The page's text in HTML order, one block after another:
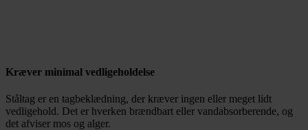
Kræver minimal vedligeholdelse
Ståltag er en tagbeklædning, der kræver ingen eller meget lidt
vedligehold. Det er hverken brændbart eller vandabsorberende, og
det afviser mos og alger.